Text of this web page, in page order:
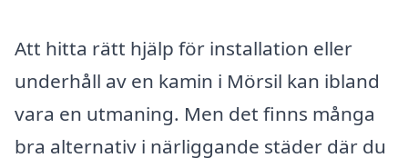
Att hitta rätt hjälp för installation eller
underhåll av en kamin i Mörsil kan ibland
vara en utmaning. Men det finns många
bra alternativ i närliggande städer där du